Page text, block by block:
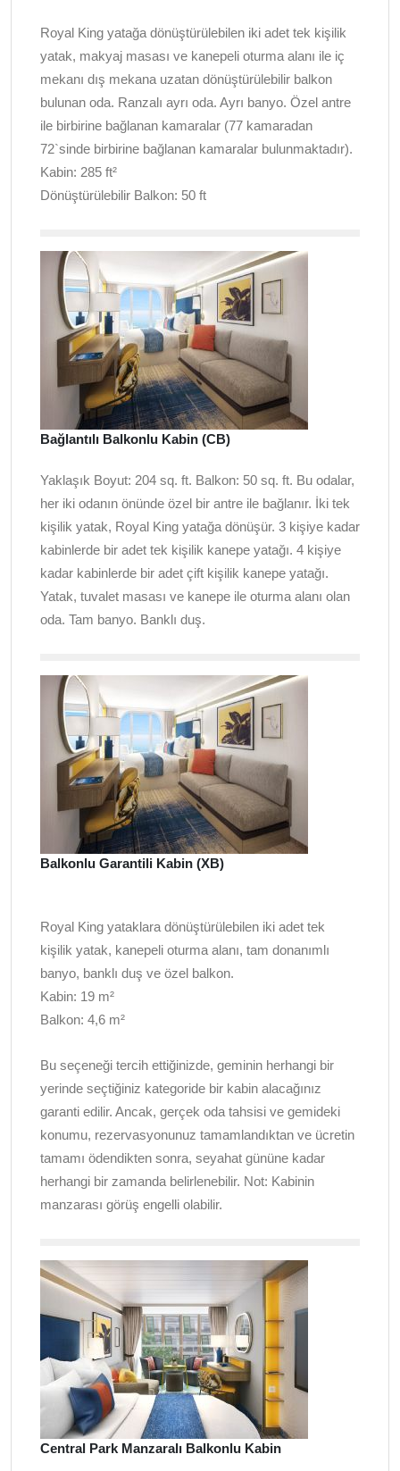
Royal King yatağa dönüştürülebilen iki adet tek kişilik
yatak, makyaj masası ve kanepeli oturma alanı ile iç
mekanı dış mekana uzatan dönüştürülebilir balkon
bulunan oda. Ranzalı ayrı oda. Ayrı banyo. Özel antre
ile birbirine bağlanan kamaralar (77 kamaradan
72`sinde birbirine bağlanan kamaralar bulunmaktadır).
Kabin: 285 ft²
Dönüştürülebilir Balkon: 50 ft
Bağlantılı Balkonlu Kabin (CB)
Yaklaşık Boyut: 204 sq. ft. Balkon: 50 sq. ft. Bu odalar,
her iki odanın önünde özel bir antre ile bağlanır. İki tek
kişilik yatak, Royal King yatağa dönüşür. 3 kişiye kadar
kabinlerde bir adet tek kişilik kanepe yatağı. 4 kişiye
kadar kabinlerde bir adet çift kişilik kanepe yatağı.
Yatak, tuvalet masası ve kanepe ile oturma alanı olan
oda. Tam banyo. Banklı duş.
Balkonlu Garantili Kabin (XB)
Royal King yataklara dönüştürülebilen iki adet tek
kişilik yatak, kanepeli oturma alanı, tam donanımlı
banyo, banklı duş ve özel balkon.
Kabin: 19 m²
Balkon: 4,6 m²
Bu seçeneği tercih ettiğinizde, geminin herhangi bir
yerinde seçtiğiniz kategoride bir kabin alacağınız
garanti edilir. Ancak, gerçek oda tahsisi ve gemideki
konumu, rezervasyonunuz tamamlandıktan ve ücretin
tamamı ödendikten sonra, seyahat gününe kadar
herhangi bir zamanda belirlenebilir. Not: Kabinin
manzarası görüş engelli olabilir.
Central Park Manzaralı Balkonlu Kabin